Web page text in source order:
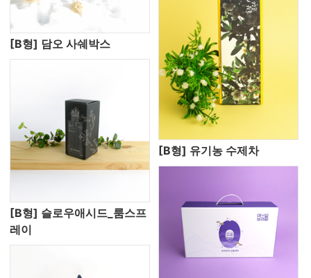
[B형] 담오 사쉐박스
[B형] 슬로우애시드_룸스프
레이
[B형] 유기농 수제차